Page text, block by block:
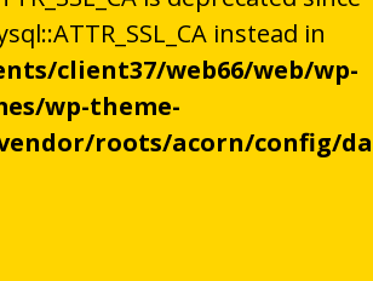
instead in
client37/web66/web/wp-
wp-theme-
roots/acorn/config/